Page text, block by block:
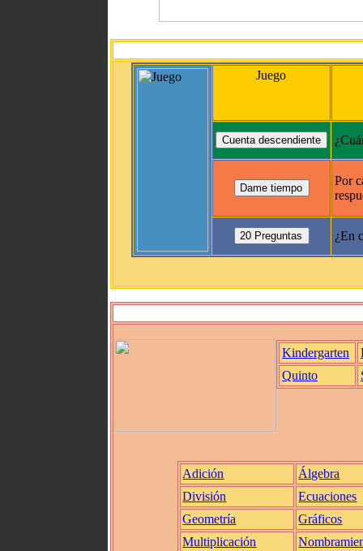
Juego
Por
¿En
Kindergarten
Quinto
Adición
Álgebra
División
Ecuaciones
Geometría
Gráficos
Multiplicación